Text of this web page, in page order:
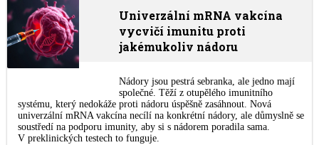
Univerzální mRNA vakcína
vycvičí imunitu proti
jakémukoliv nádoru
Nádory jsou pestrá sebranka, ale jedno mají
společné. Těží z otupělého imunitního
systému, který nedokáže proti nádoru úspěšně zasáhnout. Nová
univerzální mRNA vakcína necílí na konkrétní nádory, ale důmyslně se
soustředí na podporu imunity, aby si s nádorem poradila sama.
V preklinických testech to funguje.